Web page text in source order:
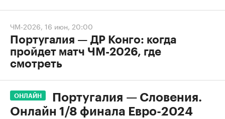
ЧМ-2026, 16 июн, 20:00
Португалия — ДР Конго: когда
пройдет матч ЧМ-2026, где
смотреть
ОНЛАЙН
Португалия — Словения.
Онлайн 1/8 финала Евро-2024